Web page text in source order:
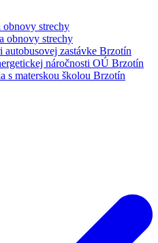
obnovy strechy
obnovy strechy
autobusovej zastávke Brzotín
náročnosti OÚ Brzotín
s materskou školou Brzotín